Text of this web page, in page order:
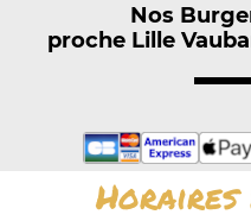
Nos
proche Lille
Horaires